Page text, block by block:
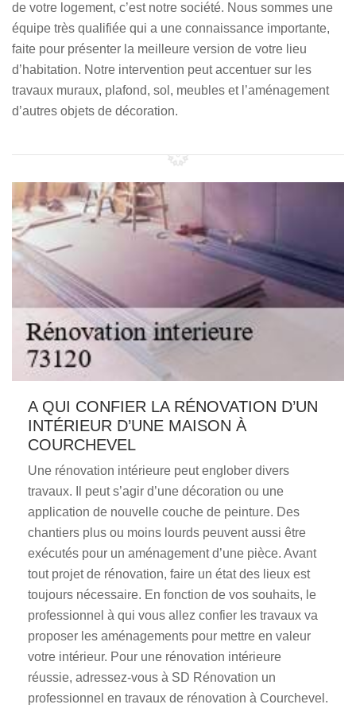
de votre logement, c’est notre société. Nous sommes une
équipe très qualifiée qui a une connaissance importante,
faite pour présenter la meilleure version de votre lieu
d’habitation. Notre intervention peut accentuer sur les
travaux muraux, plafond, sol, meubles et l’aménagement
d’autres objets de décoration.
A QUI CONFIER LA RÉNOVATION D’UN
INTÉRIEUR D’UNE MAISON À
COURCHEVEL
Une rénovation intérieure peut englober divers
travaux. Il peut s’agir d’une décoration ou une
application de nouvelle couche de peinture. Des
chantiers plus ou moins lourds peuvent aussi être
exécutés pour un aménagement d’une pièce. Avant
tout projet de rénovation, faire un état des lieux est
toujours nécessaire. En fonction de vos souhaits, le
professionnel à qui vous allez confier les travaux va
proposer les aménagements pour mettre en valeur
votre intérieur. Pour une rénovation intérieure
réussie, adressez-vous à SD Rénovation un
professionnel en travaux de rénovation à Courchevel.